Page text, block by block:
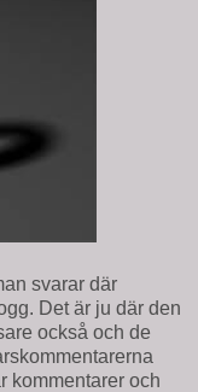
svarar där
Det är ju där den
också och de
kommentarer och